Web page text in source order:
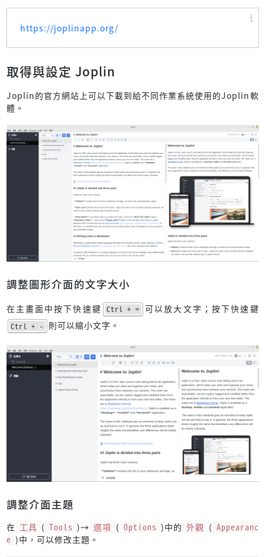
https://joplinapp.org/
取得與設定 Joplin
Joplin的官方網站上可以下載到給不同作業系統使用的Joplin軟
體。
調整圖形介面的文字大小
在主畫面中按下快速鍵 Ctrl + = 可以放大文字；按下快速鍵
Ctrl + - 則可以縮小文字。
調整介面主題
在 工具 ( Tools )→ 選項 ( Options )中的 外觀 ( Appearanc
e )中，可以修改主題。